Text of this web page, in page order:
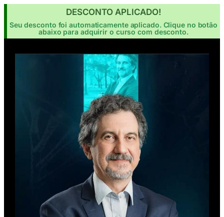
DESCONTO APLICADO!
Seu desconto foi automaticamente aplicado. Clique no botão
abaixo para adquirir o curso com desconto.